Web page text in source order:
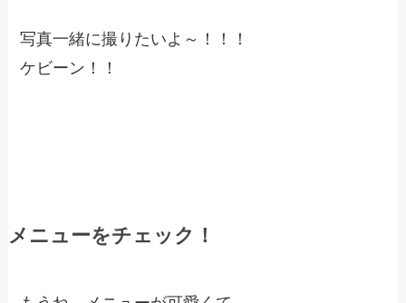
写真一緒に撮りたいよ～！！！
ケビーン！！
メニューをチェック！